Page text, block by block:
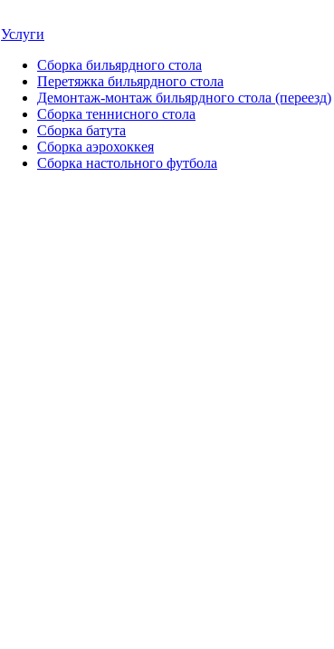
Услуги
Сборка бильярдного стола
Перетяжка бильярдного стола
Демонтаж-монтаж бильярдного стола (переезд)
Сборка теннисного стола
Сборка батута
Сборка аэрохоккея
Сборка настольного футбола